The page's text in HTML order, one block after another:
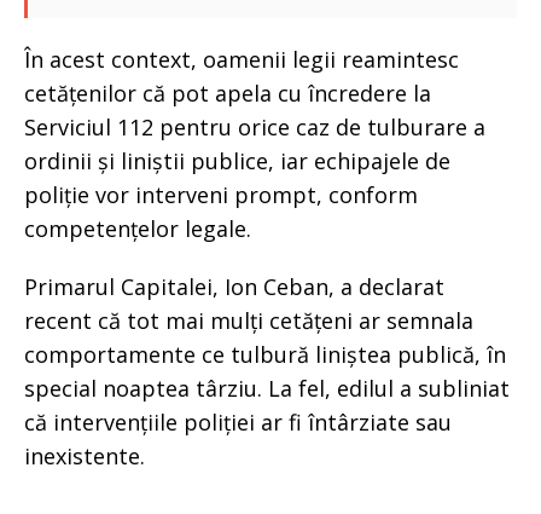
În acest context, oamenii legii reamintesc
cetățenilor că pot apela cu încredere la
Serviciul 112 pentru orice caz de tulburare a
ordinii și liniștii publice, iar echipajele de
poliție vor interveni prompt, conform
competențelor legale.
Primarul Capitalei, Ion Ceban, a declarat
recent că tot mai mulți cetățeni ar semnala
comportamente ce tulbură liniștea publică, în
special noaptea târziu. La fel, edilul a subliniat
că intervențiile poliției ar fi întârziate sau
inexistente.